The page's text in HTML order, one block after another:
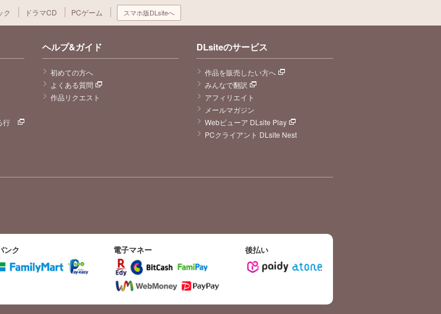
ク ドラマCD PCゲーム スマホ版DLsiteへ
行
ヘルプ&ガイド
初めての方へ
よくある質問
作品リクエスト
DLsiteのサービス
作品を販売したい方へ
みんなで翻訳
アフィリエイト
メールマガジン
Webビューア DLsite Play
PCクライアント DLsite Nest
ンク 電子マネー 後払い